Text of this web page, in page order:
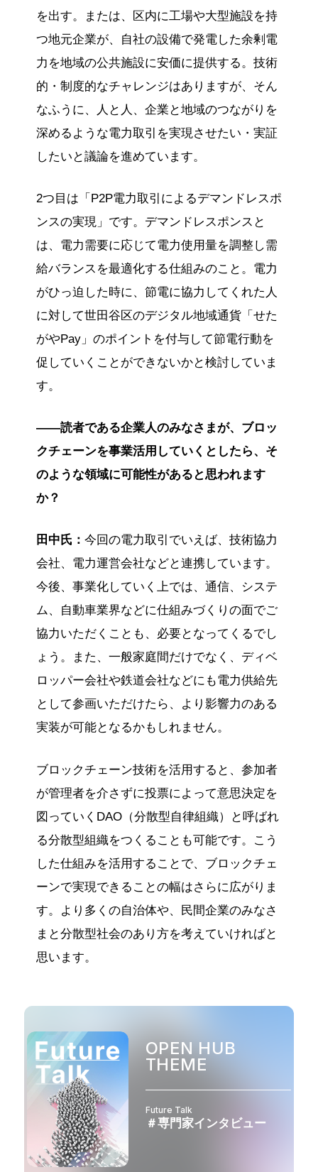
を出す。または、区内に工場や大型施設を持
つ地元企業が、自社の設備で発電した余剰電
力を地域の公共施設に安価に提供する。技術
的・制度的なチャレンジはありますが、そん
なふうに、人と人、企業と地域のつながりを
深めるような電力取引を実現させたい・実証
したいと議論を進めています。
2つ目は「P2P電力取引によるデマンドレスポ
ンスの実現」です。デマンドレスポンスと
は、電力需要に応じて電力使用量を調整し需
給バランスを最適化する仕組みのこと。電力
がひっ迫した時に、節電に協力してくれた人
に対して世田谷区のデジタル地域通貨「せた
がやPay」のポイントを付与して節電行動を
促していくことができないかと検討していま
す。
——読者である企業人のみなさまが、ブロッ
クチェーンを事業活用していくとしたら、そ
のような領域に可能性があると思われます
か？
田中氏： 今回の電力取引でいえば、技術協力
会社、電力運営会社などと連携しています。
今後、事業化していく上では、通信、システ
ム、自動車業界などに仕組みづくりの面でご
協力いただくことも、必要となってくるでし
ょう。また、一般家庭間だけでなく、ディベ
ロッパー会社や鉄道会社などにも電力供給先
として参画いただけたら、より影響力のある
実装が可能となるかもしれません。
ブロックチェーン技術を活用すると、参加者
が管理者を介さずに投票によって意思決定を
図っていくDAO（分散型自律組織）と呼ばれ
る分散型組織をつくることも可能です。こう
した仕組みを活用することで、ブロックチェ
ーンで実現できることの幅はさらに広がりま
す。より多くの自治体や、民間企業のみなさ
まと分散型社会のあり方を考えていければと
思います。
OPEN HUB
THEME
Future Talk
＃専門家インタビュー